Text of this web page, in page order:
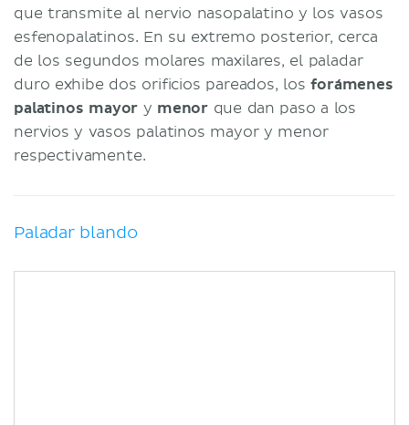
que transmite al nervio nasopalatino y los vasos
esfenopalatinos. En su extremo posterior, cerca
de los segundos molares maxilares, el paladar
duro exhibe dos orificios pareados, losforámenes
palatinos mayor y menor que dan paso a los
nervios y vasos palatinos mayor y menor
respectivamente.
Paladar blando